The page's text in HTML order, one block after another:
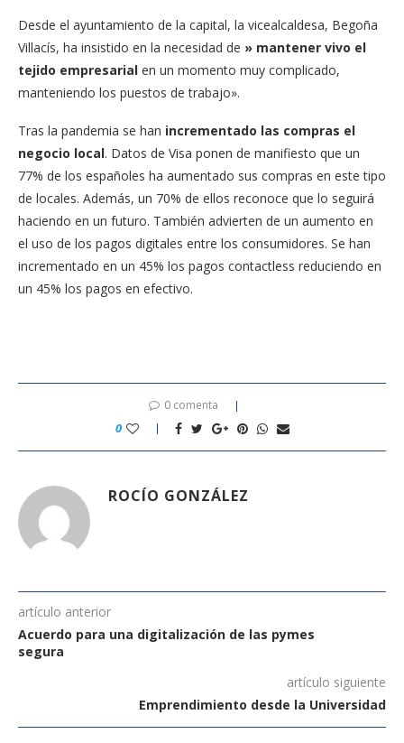
Desde el ayuntamiento de la capital, la vicealcaldesa, Begoña
Villacís, ha insistido en la necesidad de » mantener vivo el
tejido empresarial en un momento muy complicado,
manteniendo los puestos de trabajo».
Tras la pandemia se han incrementado las compras el
negocio local. Datos de Visa ponen de manifiesto que un
77% de los españoles ha aumentado sus compras en este tipo
de locales. Además, un 70% de ellos reconoce que lo seguirá
haciendo en un futuro. También advierten de un aumento en
el uso de los pagos digitales entre los consumidores. Se han
incrementado en un 45% los pagos contactless reduciendo en
un 45% los pagos en efectivo.
0 comenta
0
ROCÍO GONZÁLEZ
artículo anterior
Acuerdo para una digitalización de las pymes
segura
artículo siguiente
Emprendimiento desde la Universidad